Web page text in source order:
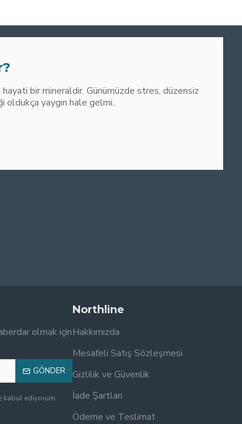
bir mineraldir. Günümüzde stres, düzensiz
yaygın hale gelmi..
olmak için
GÖNDER
kabul ediyorum.
Northline
Hakkımızda
Mesafeli Satış Sözleşmesi
Gizlilik ve Güvenlik
İade Şartları
Ödeme ve Teslimat